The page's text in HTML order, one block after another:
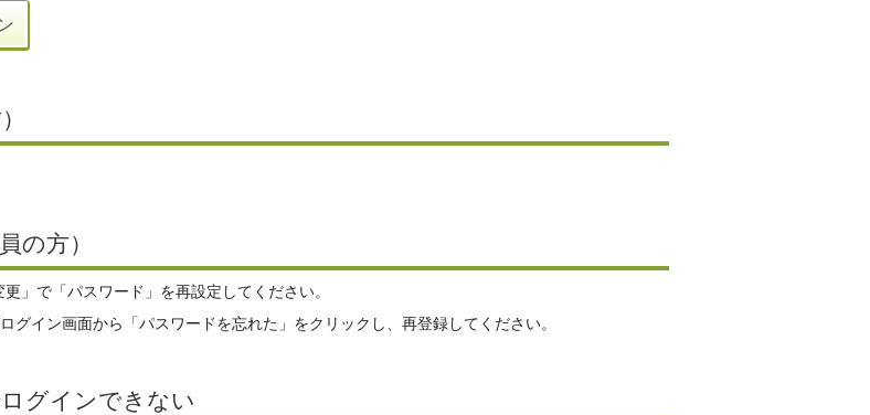
の方）
」で「パスワード」を再設定してください。
イン画面から「パスワードを忘れた」をクリックし、再登録してください。
グインできない